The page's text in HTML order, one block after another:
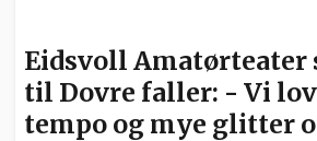
Eidsvoll Amatørteater
til Dovre faller: - Vi
tempo og mye glitter